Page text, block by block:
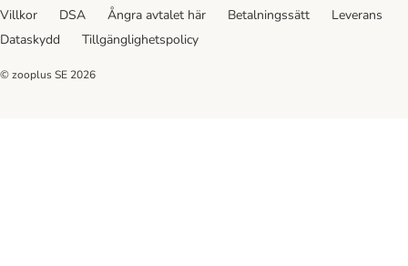
Villkor
DSA Ångra avtalet här Betalningssätt
Leverans
Dataskydd
Tillgänglighetspolicy
© zooplus SE 2026